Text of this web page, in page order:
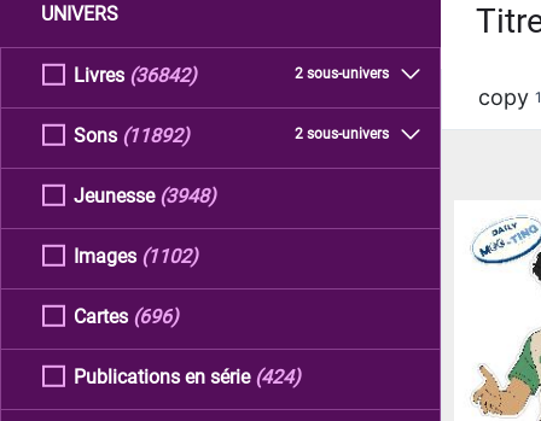
UNIVERS
Livres 2 sous-univers
(36842)
Sons 2 sous-univers
(11892)
Jeunesse (3948)
Images (1102)
Cartes (696)
Publications en série (424)
copy